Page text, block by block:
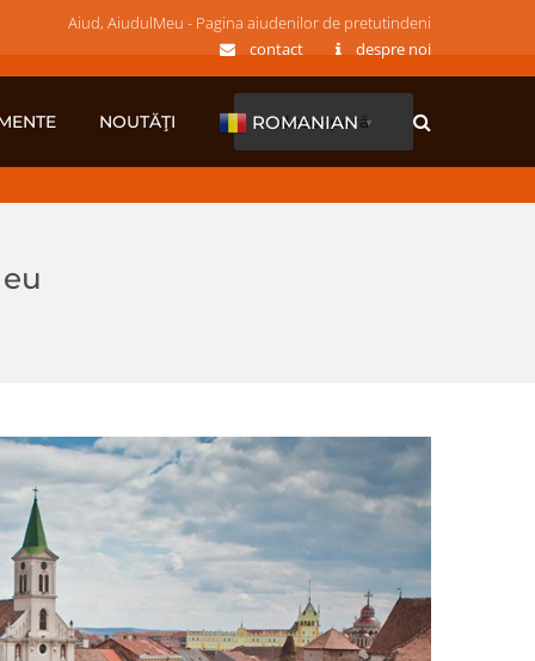
Aiud, AiudulMeu - Pagina aiudenilor de pretutindeni
contact
despre noi
NOUTĂŢI ROMANIAN ▼
descoperă